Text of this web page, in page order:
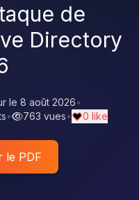
de
Directory
le 8 août 2026•
• 763 vues• 0 like
le PDF